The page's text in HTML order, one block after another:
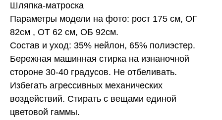
Шляпка-матроска
Параметры модели на фото: рост 175 см, ОГ
82см , ОТ 62 см, ОБ 92см.
Состав и уход: 35% нейлон, 65% полиэстер.
Бережная машинная стирка на изнаночной
стороне 30-40 градусов. Не отбеливать.
Избегать агрессивных механических
воздействий. Стирать с вещами единой
цветовой гаммы.